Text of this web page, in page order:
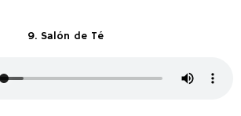
9. Salón de Té